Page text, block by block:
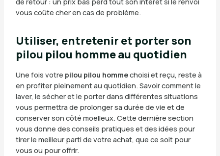
vous coûte cher en cas de problème.
Utiliser, entretenir et porter son
pilou pilou homme au quotidien
Une fois votre pilou pilou hommechoisi et reçu, reste à
en profiter pleinement au quotidien. Savoir comment le
laver, le sécher et le porter dans différentes situations
vous permettra de prolonger sa durée de vie et de
conserver son côté moelleux. Cette dernière section
vous donne des conseils pratiques et des idées pour
tirer le meilleur parti de votre achat, que ce soit pour
vous ou pour offrir.